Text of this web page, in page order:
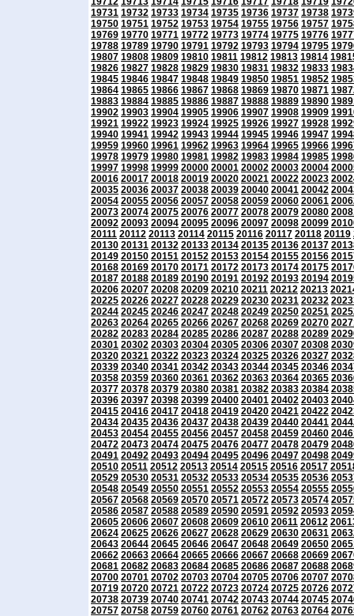
19731 19732 19733 19734 19735 19736 19737 19738
19750 19751 19752 19753 19754 19755 19756 19757
19769 19770 19771 19772 19773 19774 19775 19776
19788 19789 19790 19791 19792 19793 19794 19795
19807 19808 19809 19810 19811 19812 19813 19814
19826 19827 19828 19829 19830 19831 19832 19833
19845 19846 19847 19848 19849 19850 19851 19852
19864 19865 19866 19867 19868 19869 19870 19871
19883 19884 19885 19886 19887 19888 19889 19890
19902 19903 19904 19905 19906 19907 19908 19909
19921 19922 19923 19924 19925 19926 19927 19928
19940 19941 19942 19943 19944 19945 19946 19947
19959 19960 19961 19962 19963 19964 19965 19966
19978 19979 19980 19981 19982 19983 19984 19985
19997 19998 19999 20000 20001 20002 20003 20004
20016 20017 20018 20019 20020 20021 20022 20023
20035 20036 20037 20038 20039 20040 20041 20042
20054 20055 20056 20057 20058 20059 20060 20061
20073 20074 20075 20076 20077 20078 20079 20080
20092 20093 20094 20095 20096 20097 20098 20099
20111 20112 20113 20114 20115 20116 20117 20118 20119
20130 20131 20132 20133 20134 20135 20136 20137
20149 20150 20151 20152 20153 20154 20155 20156
20168 20169 20170 20171 20172 20173 20174 20175
20187 20188 20189 20190 20191 20192 20193 20194
20206 20207 20208 20209 20210 20211 20212 20213
20225 20226 20227 20228 20229 20230 20231 20232
20244 20245 20246 20247 20248 20249 20250 20251
20263 20264 20265 20266 20267 20268 20269 20270
20282 20283 20284 20285 20286 20287 20288 20289
20301 20302 20303 20304 20305 20306 20307 20308
20320 20321 20322 20323 20324 20325 20326 20327
20339 20340 20341 20342 20343 20344 20345 20346
20358 20359 20360 20361 20362 20363 20364 20365
20377 20378 20379 20380 20381 20382 20383 20384
20396 20397 20398 20399 20400 20401 20402 20403
20415 20416 20417 20418 20419 20420 20421 20422
20434 20435 20436 20437 20438 20439 20440 20441
20453 20454 20455 20456 20457 20458 20459 20460
20472 20473 20474 20475 20476 20477 20478 20479
20491 20492 20493 20494 20495 20496 20497 20498
20510 20511 20512 20513 20514 20515 20516 20517
20529 20530 20531 20532 20533 20534 20535 20536
20548 20549 20550 20551 20552 20553 20554 20555
20567 20568 20569 20570 20571 20572 20573 20574
20586 20587 20588 20589 20590 20591 20592 20593
20605 20606 20607 20608 20609 20610 20611 20612
20624 20625 20626 20627 20628 20629 20630 20631
20643 20644 20645 20646 20647 20648 20649 20650
20662 20663 20664 20665 20666 20667 20668 20669
20681 20682 20683 20684 20685 20686 20687 20688
20700 20701 20702 20703 20704 20705 20706 20707
20719 20720 20721 20722 20723 20724 20725 20726
20738 20739 20740 20741 20742 20743 20744 20745
20757 20758 20759 20760 20761 20762 20763 20764